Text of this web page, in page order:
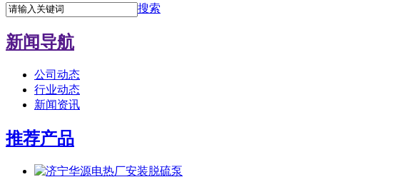
搜索
新闻导航
公司动态
行业动态
新闻资讯
推荐产品